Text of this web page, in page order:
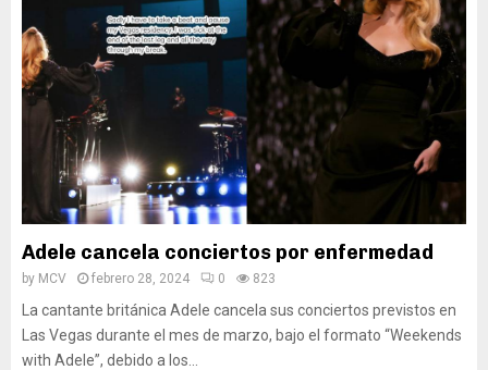
Adele cancela conciertos por enfermedad
by MCV febrero 28, 2024 0 823
La cantante británica Adele cancela sus conciertos previstos en
Las Vegas durante el mes de marzo, bajo el formato “Weekends
with Adele”, debido a los...